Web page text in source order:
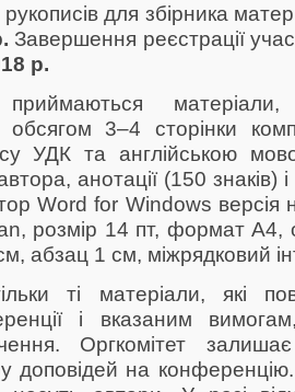
для збірника
Завершення реєстрації
р.
обсягом 3–4 сторінки
УДК та англійською
анотації (150
Word for Windows
розмір 14 пт, формат А4,
абзац 1 см, міжрядковий
ті матеріали, які
і вказаним
Оргкомітет
доповідей на